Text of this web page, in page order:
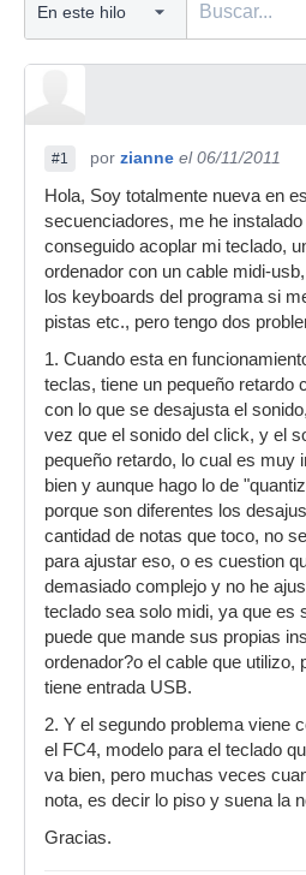
#1 por zianne el 06/11/2011
Hola, Soy totalmente nueva en
secuenciadores, me he
conseguido acoplar mi teclado,
ordenador con un cable midi-
los keyboards del programa si
pistas etc., pero tengo dos
1. Cuando esta en
teclas, tiene un pequeño retardo
con lo que se desajusta el
vez que el sonido del click, y el
pequeño retardo, lo cual es muy
bien y aunque hago lo de
porque son diferentes los
cantidad de notas que toco, no
para ajustar eso, o es cuestion
demasiado complejo y no he
teclado sea solo midi, ya que es
puede que mande sus propias
ordenador?o el cable que utilizo,
tiene entrada USB.
2. Y el segundo problema viene
el FC4, modelo para el teclado
va bien, pero muchas veces
nota, es decir lo piso y suena la
Gracias.